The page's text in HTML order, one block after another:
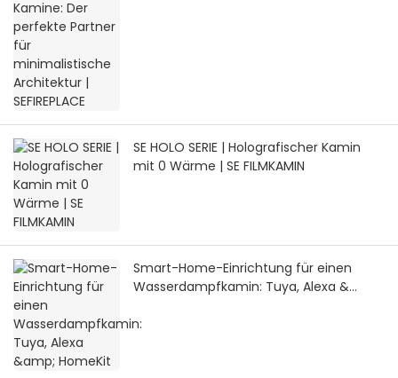
SE HOLO SERIE | Holografischer Kamin
mit 0 Wärme | SE FILMKAMIN
Smart-Home-Einrichtung für einen
Wasserdampfkamin: Tuya, Alexa &